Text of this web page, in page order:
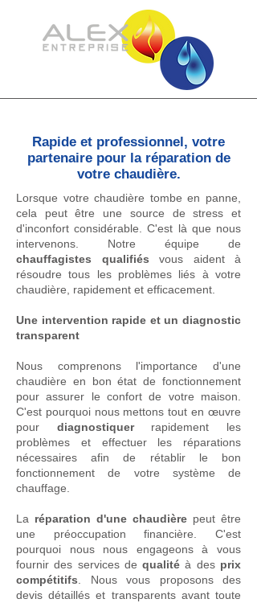
Rapide et professionnel, votre
partenaire pour la réparation de
votre chaudière.
Lorsque votre chaudière tombe en panne,
cela peut être une source de stress et
d'inconfort considérable. C'est là que nous
intervenons. Notre équipe de
chauffagistes qualifiés vous aident à
résoudre tous les problèmes liés à votre
chaudière, rapidement et efficacement.
Une intervention rapide et un diagnostic
transparent
Nous comprenons l'importance d'une
chaudière en bon état de fonctionnement
pour assurer le confort de votre maison.
C'est pourquoi nous mettons tout en œuvre
pour diagnostiquerrapidement les
problèmes et effectuer les réparations
nécessaires afin de rétablir le bon
fonctionnement de votre système de
chauffage.
La réparation d'une chaudière peut être
une préoccupation financière. C'est
pourquoi nous nous engageons à vous
fournir des services dequalité à des prix
compétitifs . Nous vous proposons des
devis détaillés et transparents avant toute